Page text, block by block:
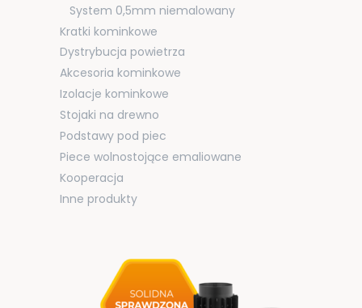
System 0,5mm niemalowany
Kratki kominkowe
Dystrybucja powietrza
Akcesoria kominkowe
Izolacje kominkowe
Stojaki na drewno
Podstawy pod piec
Piece wolnostojące emaliowane
Kooperacja
Inne produkty